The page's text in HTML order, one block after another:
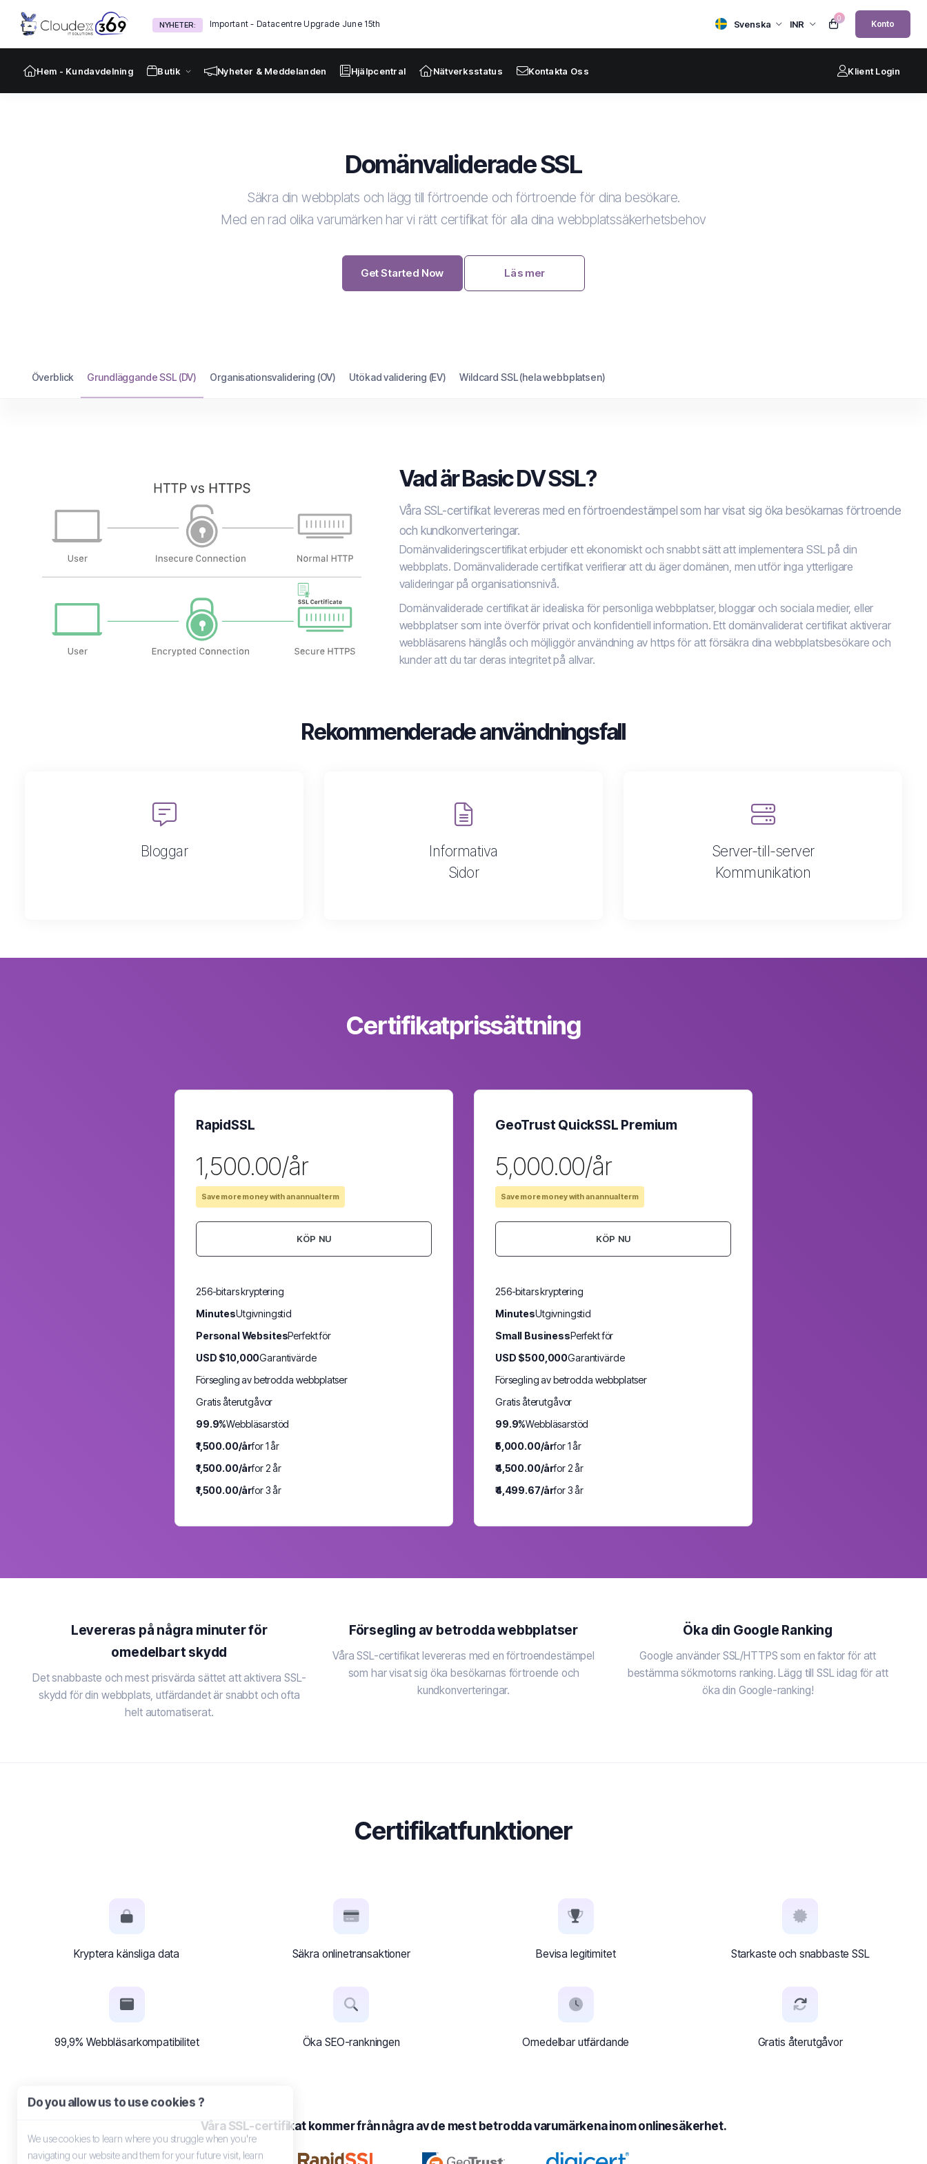
NYHETER: Important - Datacentre Upgrade June 15th
Urgent Server Migration Svenska INR
0
Konto
Hem - Kundavdelning Butik Nyheter & Meddelanden Hjälpcentral Nätverksstatus Kontakta Oss Klient Login
Domänvaliderade SSL
Säkra din webbplats och lägg till förtroende och förtroende för dina besökare.
Med en rad olika varumärken har vi rätt certifikat för alla dina webbplatssäkerhetsbehov
Get Started Now Läs mer
Överblick Grundläggande SSL (DV) Organisationsvalidering (OV) Utökad validering (EV) Wildcard SSL (hela webbplatsen)
Vad är Basic DV SSL?
Våra SSL-certifikat levereras med en förtroendestämpel som har visat sig öka besökarnas förtroende
och kundkonverteringar.
Domänvalideringscertifikat erbjuder ett ekonomiskt och snabbt sätt att implementera SSL på din
webbplats. Domänvaliderade certifikat verifierar att du äger domänen, men utför inga ytterligare
valideringar på organisationsnivå.
Domänvaliderade certifikat är idealiska för personliga webbplatser, bloggar och sociala medier, eller
webbplatser som inte överför privat och konfidentiell information. Ett domänvaliderat certifikat aktiverar
webbläsarens hänglås och möjliggör användning av https för att försäkra dina webbplatsbesökare och
kunder att du tar deras integritet på allvar.
Rekommenderade användningsfall
Bloggar
Informativa
Sidor
Server-till-server
Kommunikation
Certifikatprissättning
RapidSSL
₹1,500.00/år
Save more money with an annual term
KÖP NU
256-bitars kryptering
MinutesUtgivningstid
Personal WebsitesPerfekt för
USD $10,000Garantivärde
Försegling av betrodda webbplatser
Gratis återutgåvor
99.9%Webbläsarstöd
₹1,500.00/årfor 1 år
₹1,500.00/årfor 2 år
₹1,500.00/årfor 3 år
GeoTrust QuickSSL Premium
₹5,000.00/år
Save more money with an annual term
KÖP NU
256-bitars kryptering
MinutesUtgivningstid
Small BusinessPerfekt för
USD $500,000Garantivärde
Försegling av betrodda webbplatser
Gratis återutgåvor
99.9%Webbläsarstöd
₹5,000.00/årfor 1 år
₹4,500.00/årfor 2 år
₹4,499.67/årfor 3 år
Levereras på några minuter för
omedelbart skydd
Det snabbaste och mest prisvärda sättet att aktivera SSL-
skydd för din webbplats, utfärdandet är snabbt och ofta
helt automatiserat.
Försegling av betrodda webbplatser
Våra SSL-certifikat levereras med en förtroendestämpel
som har visat sig öka besökarnas förtroende och
kundkonverteringar.
Öka din Google Ranking
Google använder SSL/HTTPS som en faktor för att
bestämma sökmotorns ranking. Lägg till SSL idag för att
öka din Google-ranking!
Certifikatfunktioner
Kryptera känsliga data Säkra onlinetransaktioner Bevisa legitimitet Starkaste och snabbaste SSL
99,9% Webbläsarkompatibilitet Öka SEO-rankningen Omedelbar utfärdande Gratis återutgåvor
Våra SSL-certifikat kommer från några av de mest betrodda varumärkena inom onlinesäkerhet.
Do you allow us to use cookies ?
We use cookies to learn where you struggle when you're
navigating our website and them for your future visit, learn